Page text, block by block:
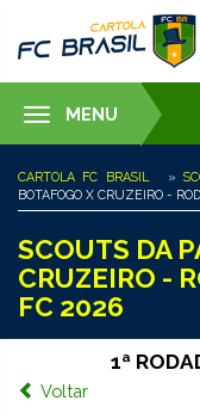
Toggle
navigation
MENU
CARTOLA FC BRASIL »
BOTAFOGO X CRUZEIRO -
SCOUTS DA
CRUZEIRO -
FC 2026
1ª
Voltar